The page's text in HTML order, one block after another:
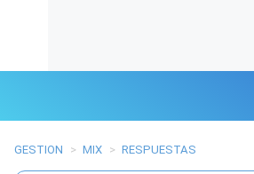
Últimas Noticias
GESTION > MIX > RESPUESTAS